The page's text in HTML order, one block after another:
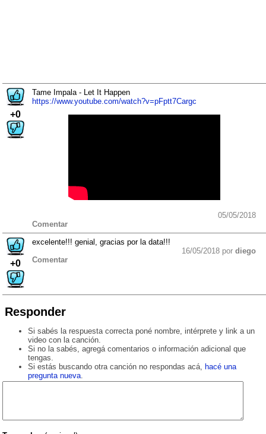
+0
Tame Impala - Let It Happen
https://www.youtube.com/watch?v=pFptt7Cargc
05/05/2018
Comentar
+0
excelente!!! genial, gracias por la data!!!
16/05/2018 por diego
Comentar
Responder
Si sabés la respuesta correcta poné nombre, intérprete y link a un
video con la canción.
Si no la sabés, agregá comentarios o información adicional que
tengas.
Si estás buscando otra canción no respondas acá,
hacé una
pregunta nueva.